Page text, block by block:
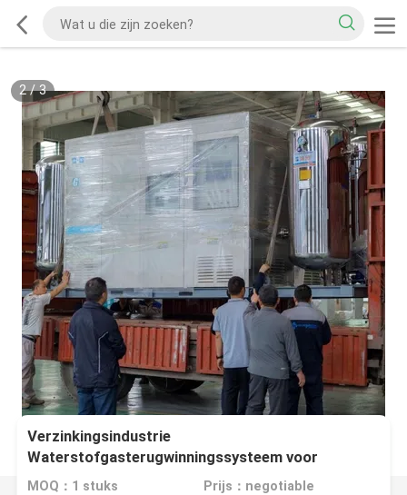
2/3
Verzinkingsindustrie
Waterstofgasterugwinningssysteem voor
gegalvaniseerd plaat
MOQ：1 stuks Prijs：negotiable